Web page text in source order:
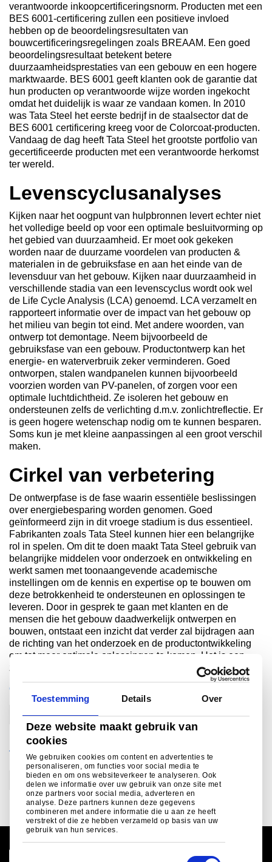
Toestemming Details Over
Deze website maakt gebruik van
cookies
We gebruiken cookies om content en advertenties te
personaliseren, om functies voor social media te
bieden en om ons websiteverkeer te analyseren. Ook
delen we informatie over uw gebruik van onze site met
onze partners voor social media, adverteren en
analyse. Deze partners kunnen deze gegevens
combineren met andere informatie die u aan ze heeft
verstrekt of die ze hebben verzameld op basis van uw
gebruik van hun services.
verantwoorde inkoopcertificeringsnorm. Producten met een
BES 6001-certificering zullen een positieve invloed
hebben op de beoordelingsresultaten van
bouwcertificeringsregelingen zoals BREAAM. Een goed
beoordelingsresultaat betekent betere
duurzaamheidsprestaties van een gebouw en een hogere
marktwaarde. BES 6001 geeft klanten ook de garantie dat
hun producten op verantwoorde wijze worden ingekocht
omdat het duidelijk is waar ze vandaan komen. In 2010
was Tata Steel het eerste bedrijf in de staalsector dat de
BES 6001 certificering kreeg voor de Colorcoat-producten.
Vandaag de dag heeft Tata Steel het grootste portfolio van
gecertificeerde producten met een verantwoorde herkomst
ter wereld.
Levenscyclusanalyses
Kijken naar het oogpunt van hulpbronnen levert echter niet
het volledige beeld op voor een optimale besluitvorming op
het gebied van duurzaamheid. Er moet ook gekeken
worden naar de duurzame voordelen van producten &
materialen in de gebruiksfase en aan het einde van de
levensduur van het gebouw. Kijken naar duurzaamheid in
verschillende stadia van een levenscyclus wordt ook wel
de Life Cycle Analysis (LCA) genoemd. LCA verzamelt en
rapporteert informatie over de impact van het gebouw op
het milieu van begin tot eind. Met andere woorden, van
ontwerp tot demontage. Neem bijvoorbeeld de
gebruiksfase van een gebouw. Productontwerp kan het
energie- en waterverbruik zeker verminderen. Goed
ontworpen, stalen wandpanelen kunnen bijvoorbeeld
voorzien worden van PV-panelen, of zorgen voor een
optimale luchtdichtheid. Ze isoleren het gebouw en
ondersteunen zelfs de verlichting d.m.v. zonlichtreflectie. Er
is geen hogere wetenschap nodig om te kunnen besparen.
Soms kun je met kleine aanpassingen al een groot verschil
maken.
Cirkel van verbetering
De ontwerpfase is de fase waarin essentiële beslissingen
over energiebesparing worden genomen. Goed
geïnformeerd zijn in dit vroege stadium is dus essentieel.
Fabrikanten zoals Tata Steel kunnen hier een belangrijke
rol in spelen. Om dit te doen maakt Tata Steel gebruik van
belangrijke middelen voor onderzoek en ontwikkeling en
werkt samen met toonaangevende academische
instellingen om de kennis en expertise op te bouwen om
deze betrokkenheid te ondersteunen en oplossingen te
leveren. Door in gesprek te gaan met klanten en de
mensen die het gebouw daadwerkelijk ontwerpen en
bouwen, ontstaat een inzicht dat verder zal bijdragen aan
de richting van het onderzoek en de productontwikkeling
om tot meer optimale oplossingen te komen. Het is een
zichzelf versterkende cirkel van voortdurende verbetering.
ORGANISATIE
Bouw
THEMA
Ontwerpen voor circulaire economie